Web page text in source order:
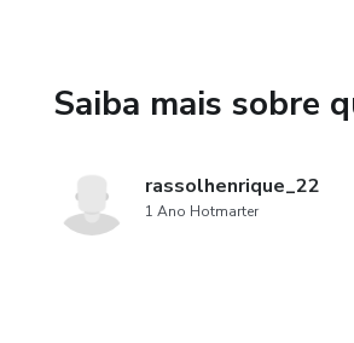
Saiba mais sobre
rassolhenrique_22
1 Ano Hotmarter